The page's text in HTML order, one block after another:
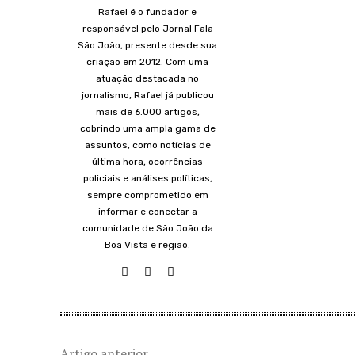
Rafael é o fundador e
responsável pelo Jornal Fala
São João, presente desde sua
criação em 2012. Com uma
atuação destacada no
jornalismo, Rafael já publicou
mais de 6.000 artigos,
cobrindo uma ampla gama de
assuntos, como notícias de
última hora, ocorrências
policiais e análises políticas,
sempre comprometido em
informar e conectar a
comunidade de São João da
Boa Vista e região.